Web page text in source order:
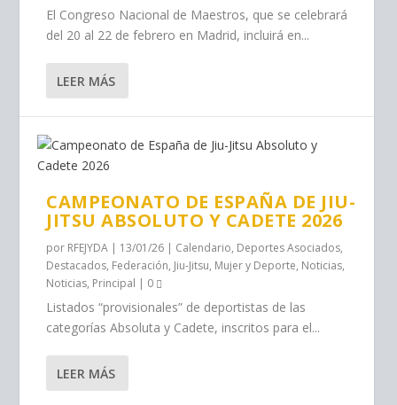
El Congreso Nacional de Maestros, que se celebrará
del 20 al 22 de febrero en Madrid, incluirá en...
LEER MÁS
CAMPEONATO DE ESPAÑA DE JIU-
JITSU ABSOLUTO Y CADETE 2026
por RFEJYDA | 13/01/26 | Calendario, Deportes Asociados,
Destacados, Federación, Jiu-Jitsu, Mujer y Deporte, Noticias,
Noticias, Principal | 0
Listados “provisionales” de deportistas de las
categorías Absoluta y Cadete, inscritos para el...
LEER MÁS